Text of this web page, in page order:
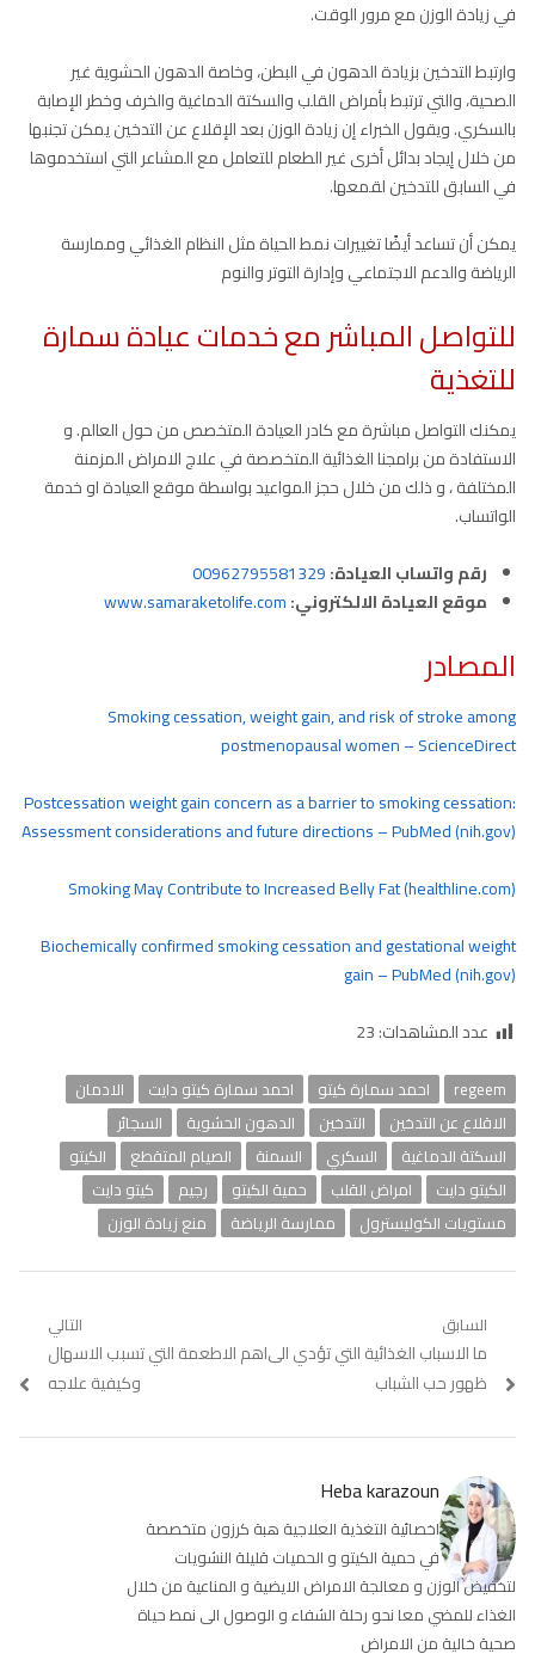
في زيادة الوزن مع مرور الوقت.
وارتبط التدخين بزيادة الدهون في البطن، وخاصة الدهون الحشوية غير
الصحية، والتي ترتبط بأمراض القلب والسكتة الدماغية والخرف وخطر الإصابة
بالسكري. ويقول الخبراء إن زيادة الوزن بعد الإقلاع عن التدخين يمكن تجنبها
من خلال إيجاد بدائل أخرى غير الطعام للتعامل مع المشاعر التي استخدموها
في السابق للتدخين لقمعها.
يمكن أن تساعد أيضًا تغييرات نمط الحياة مثل النظام الغذائي وممارسة
الرياضة والدعم الاجتماعي وإدارة التوتر والنوم
للتواصل المباشر مع خدمات عيادة سمارة
للتغذية
يمكنك التواصل مباشرة مع كادر العيادة المتخصص من حول العالم. و
الاستفادة من برامجنا الغذائية المتخصصة في علاج الامراض المزمنة
المختلفة ، و ذلك من خلال حجز المواعيد بواسطة موقع العيادة او خدمة
الواتساب.
رقم واتساب العيادة:00962795581329
موقع العيادة الالكتروني:www.samaraketolife.com
المصادر
Smoking cessation, weight gain, and risk of stroke among
postmenopausal women – ScienceDirect
Postcessation weight gain concern as a barrier to smoking cessation:
Assessment considerations and future directions – PubMed (nih.gov)
Smoking May Contribute to Increased Belly Fat (healthline.com)
Biochemically confirmed smoking cessation and gestational weight
gain – PubMed (nih.gov)
عدد المشاهدات:23
regeem احمد سمارة كيتو احمد سمارة كيتو دايت
الادمان
الاقلاع عن التدخين
التدخين الدهون الحشوية
السجائر
السكتة الدماغية
السكري السمنة الصيام المتقطع
الكيتو
الكيتو دايت
امراض القلب حمية الكيتو رجيم
كيتو دايت
مستويات الكوليسترول
ممارسة الرياضة منع زيادة الوزن
تصفّح
المقالات
السابق
Previous
post:
ما الاسباب الغذائية التي تؤدي الى
ظهور حب الشباب
التالي
Next
اهم الاطعمة التي تسبب الاسهال
وكيفية علاجه
Heba karazoun
اخصائية التغذية العلاجية هبة كرزون متخصصة
في حمية الكيتو و الحميات قليلة النشويات
لتخفيض الوزن و معالجة الامراض الايضية و المناعية من خلال
الغذاء للمضي معا نحو رحلة الشفاء و الوصول الى نمط حياة
صحية خالية من الامراض